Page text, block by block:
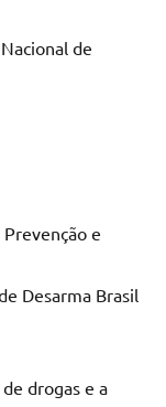
de
e
Desarma Brasil
drogas e a